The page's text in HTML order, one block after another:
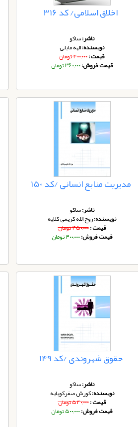
اخلاق اسلامی/ کد 316
ناشر:ساکو
نویسنده:الهه مایلی
قیمت :۴۰۰,۰۰۰ تومان
قیمت فروش:۳۶۰,۰۰۰ تومان
مدیریت منابع انسانی /کد 150
ناشر:ساکو
نویسنده:روح الله کریمی کلایه
قیمت :۴۵۰,۰۰۰ تومان
قیمت فروش:۴۰۰,۰۰۰ تومان
حقوق شهروندی /کد 149
ناشر:ساکو
نویسنده:کورش صفرکوپایه
قیمت :۵۴۰,۰۰۰ تومان
قیمت فروش:۵۰۰,۰۰۰ تومان